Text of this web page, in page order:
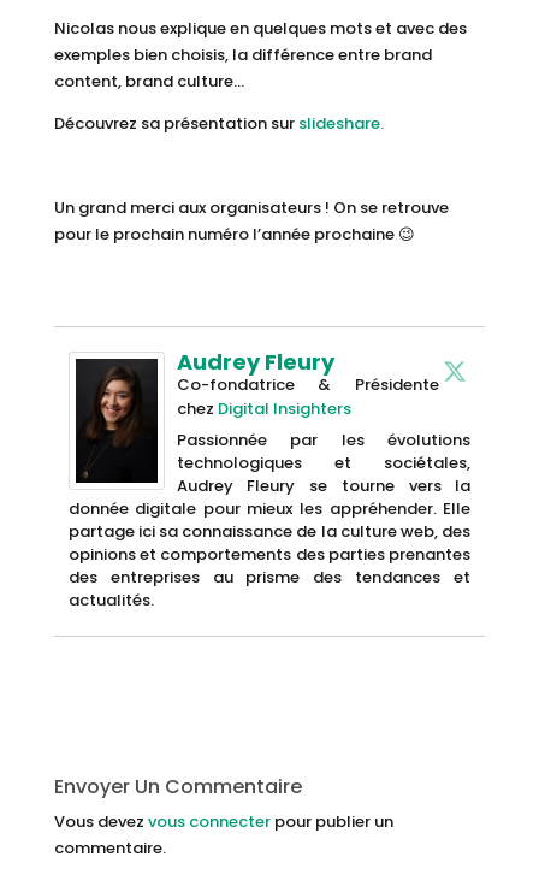
Nicolas nous explique en quelques mots et avec des
exemples bien choisis, la différence entre brand
content, brand culture…
Découvrez sa présentation sur slideshare.
Un grand merci aux organisateurs ! On se retrouve
pour le prochain numéro l’année prochaine 😉
Audrey Fleury
Co-fondatrice & Présidente
chez Digital Insighters
Passionnée par les évolutions
technologiques et sociétales,
Audrey Fleury se tourne vers la
donnée digitale pour mieux les appréhender. Elle
partage ici sa connaissance de la culture web, des
opinions et comportements des parties prenantes
des entreprises au prisme des tendances et
actualités.
Envoyer Un Commentaire
Vous devez vous connecterpour publier un
commentaire.